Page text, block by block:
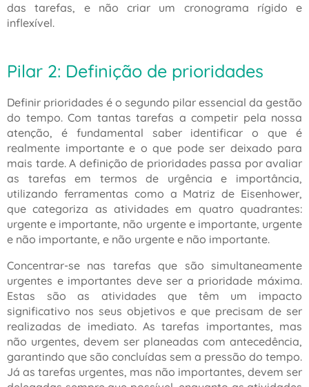
das tarefas, e não criar um cronograma rígido e
inflexível.
Pilar 2: Definição de prioridades
Definir prioridades é o segundo pilar essencial da gestão
do tempo. Com tantas tarefas a competir pela nossa
atenção, é fundamental saber identificar o que é
realmente importante e o que pode ser deixado para
mais tarde. A definição de prioridades passa por avaliar
as tarefas em termos de urgência e importância,
utilizando ferramentas como a Matriz de Eisenhower,
que categoriza as atividades em quatro quadrantes:
urgente e importante, não urgente e importante, urgente
e não importante, e não urgente e não importante.
Concentrar-se nas tarefas que são simultaneamente
urgentes e importantes deve ser a prioridade máxima.
Estas são as atividades que têm um impacto
significativo nos seus objetivos e que precisam de ser
realizadas de imediato. As tarefas importantes, mas
não urgentes, devem ser planeadas com antecedência,
garantindo que são concluídas sem a pressão do tempo.
Já as tarefas urgentes, mas não importantes, devem ser